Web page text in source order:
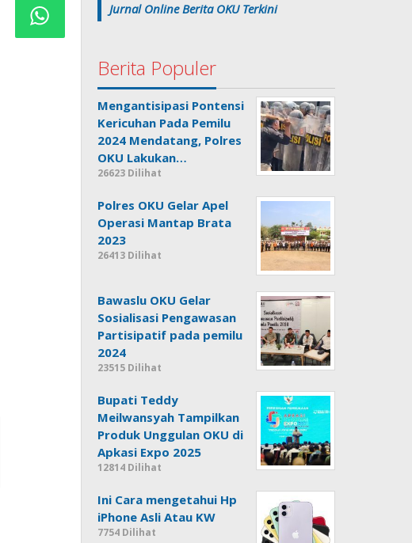
Jurnal Online Berita OKU Terkini
Berita Populer
Mengantisipasi Pontensi
Kericuhan Pada Pemilu
2024 Mendatang, Polres
OKU Lakukan…
26623 Dilihat
Polres OKU Gelar Apel
Operasi Mantap Brata
2023
26413 Dilihat
Bawaslu OKU Gelar
Sosialisasi Pengawasan
Partisipatif pada pemilu
2024
23515 Dilihat
Bupati Teddy
Meilwansyah Tampilkan
Produk Unggulan OKU di
Apkasi Expo 2025
12814 Dilihat
Ini Cara mengetahui Hp
iPhone Asli Atau KW
7754 Dilihat